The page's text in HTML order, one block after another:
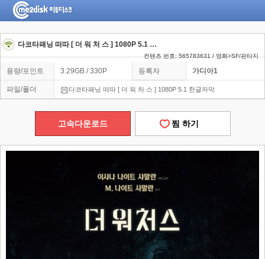
다코타패닝 떠따 [ 더 워 처 스 ] 1080P 5.1 한글자막
컨텐츠 번호: 565783631 / 영화>SF/판타지
용량/포인트 3.29GB / 330P 등록자 가디아1
파일/폴더 다코타패닝 떠따 [ 더 워 처 스 ] 1080P 5.1 한글자막
고속다운로드 찜 하기